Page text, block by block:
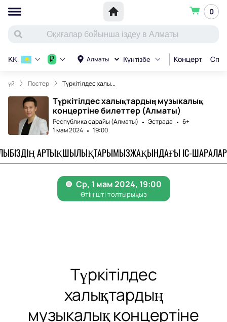
0
Алматы Күнтізбе Концерт
KK ₽
үй Постер Түркітілдес халы...
Түркітілдес халықтардың музыкалық
концертіне билеттер (Алматы)
Республика сарайы (Алматы) Эстрада
6+
1 мам 2024
19:00
БІЗДІҢ АРТЫҚШЫЛЫҚТАРЫМЫЗЖАҚЫНДАҒЫ ІС-ШАРАЛАР
Түркітілдес
халықтардың
музыкалық концертіне